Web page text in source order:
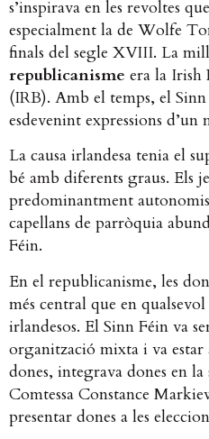
s’inspirava en les revoltes
especialment la de Wolfe
finals del segle XVIII. La
republicanisme era la Irish
(IRB). Amb el temps, el
esdevenint expressions
La causa irlandesa tenia el
bé amb diferents graus. Els
predominantment
capellans de parròquia
Féin.
En el republicanisme, les
més central que en
irlandesos. El Sinn Féin va
organització mixta i va
dones, integrava dones en
Comtessa Constance
presentar dones a les